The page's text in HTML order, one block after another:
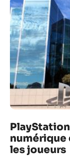
numérique
les joueurs